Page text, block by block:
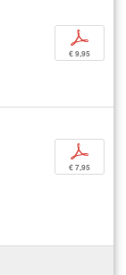
p
€ 9,95
p
€ 7,95